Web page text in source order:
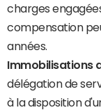
charges
compensation
années.
Immobilisations
délégation de
à la disposition